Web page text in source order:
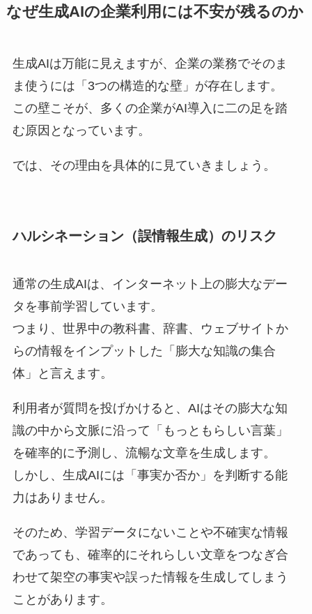
なぜ生成AIの企業利用には不安が残るのか
生成AIは万能に見えますが、企業の業務でそのま
ま使うには「3つの構造的な壁」が存在します。
この壁こそが、多くの企業がAI導入に二の足を踏
む原因となっています。
では、その理由を具体的に見ていきましょう。
ハルシネーション（誤情報生成）のリスク
通常の生成AIは、インターネット上の膨大なデー
タを事前学習しています。
つまり、世界中の教科書、辞書、ウェブサイトか
らの情報をインプットした「膨大な知識の集合
体」と言えます。
利用者が質問を投げかけると、AIはその膨大な知
識の中から文脈に沿って「もっともらしい言葉」
を確率的に予測し、流暢な文章を生成します。
しかし、生成AIには「事実か否か」を判断する能
力はありません。
そのため、学習データにないことや不確実な情報
であっても、確率的にそれらしい文章をつなぎ合
わせて架空の事実や誤った情報を生成してしまう
ことがあります。